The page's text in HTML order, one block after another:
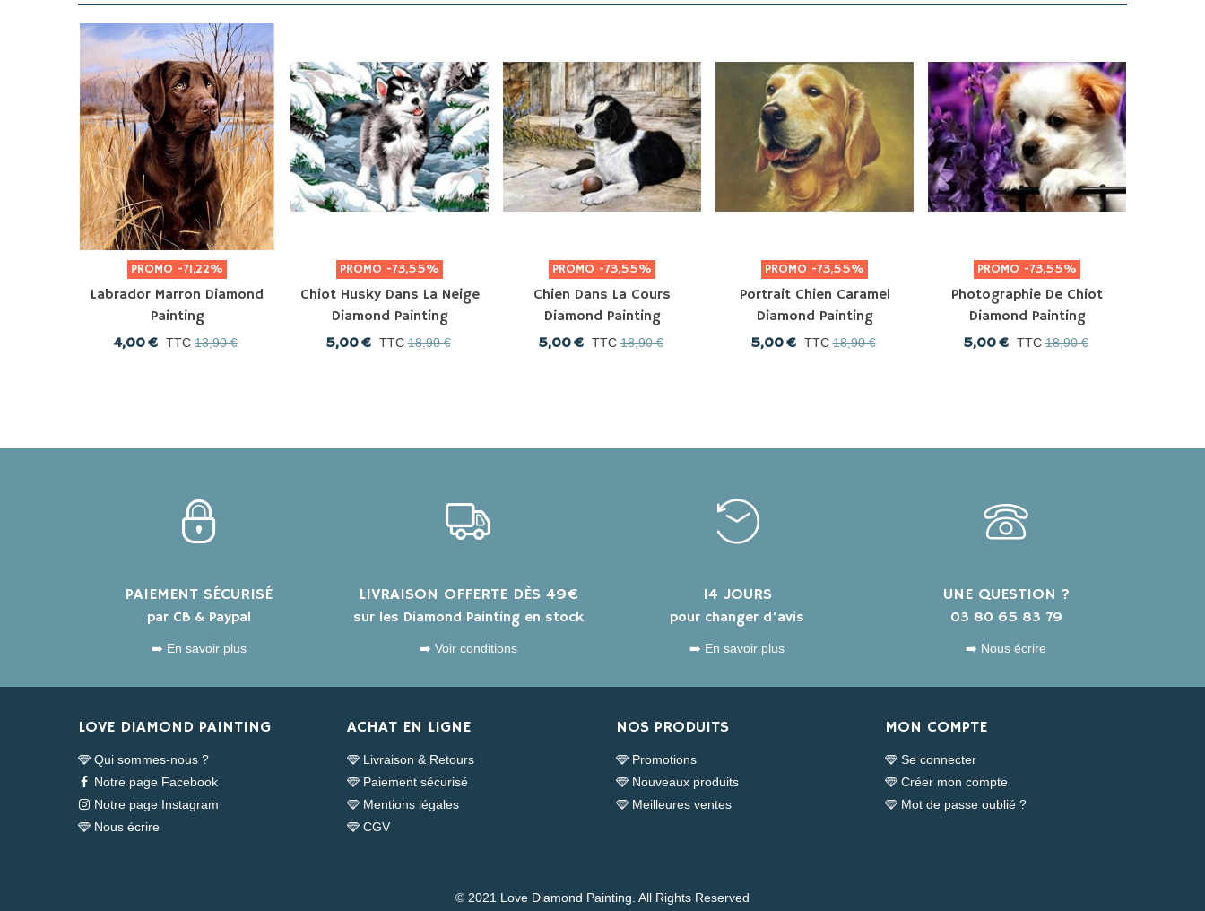
PROMO -71,22%
Labrador Marron Diamond
Painting
4,00 € TTC 13,90 €
PROMO -73,55%
Chiot Husky Dans La Neige
Diamond Painting
5,00 € TTC 18,90 €
PROMO -73,55%
Chien Dans La Cours
Diamond Painting
5,00 € TTC 18,90 €
PROMO -73,55%
Portrait Chien Caramel
Diamond Painting
5,00 € TTC 18,90 €
PROMO -73,55%
Photographie De Chiot
Diamond Painting
5,00 € TTC 18,90 €
PAIEMENT SÉCURISÉ
par CB & Paypal
➡️ En savoir plus
LIVRAISON OFFERTE DÈS 49€
sur les Diamond Painting en stock
➡️ Voir conditions
14 JOURS
pour changer d'avis
➡️ En savoir plus
UNE QUESTION ?
03 80 65 83 79
➡️ Nous écrire
LOVE DIAMOND PAINTING
Qui sommes-nous ?
Notre page Facebook
Notre page Instagram
Nous écrire
ACHAT EN LIGNE
Livraison & Retours
Paiement sécurisé
Mentions légales
CGV
NOS PRODUITS
Promotions
Nouveaux produits
Meilleures ventes
MON COMPTE
Se connecter
Créer mon compte
Mot de passe oublié ?
© 2021 Love Diamond Painting. All Rights Reserved